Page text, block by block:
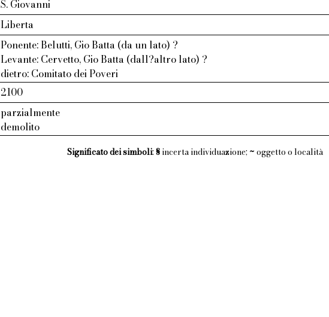
S. Giovanni
Liberta
Ponente: Belutti, Gio Batta (da un lato) ?
Levante: Cervetto, Gio Batta (dall?altro lato) ?
dietro: Comitato dei Poveri
2100
parzialmente
demolito
Significato dei simboli: §incerta individuazione; ~ oggetto o località